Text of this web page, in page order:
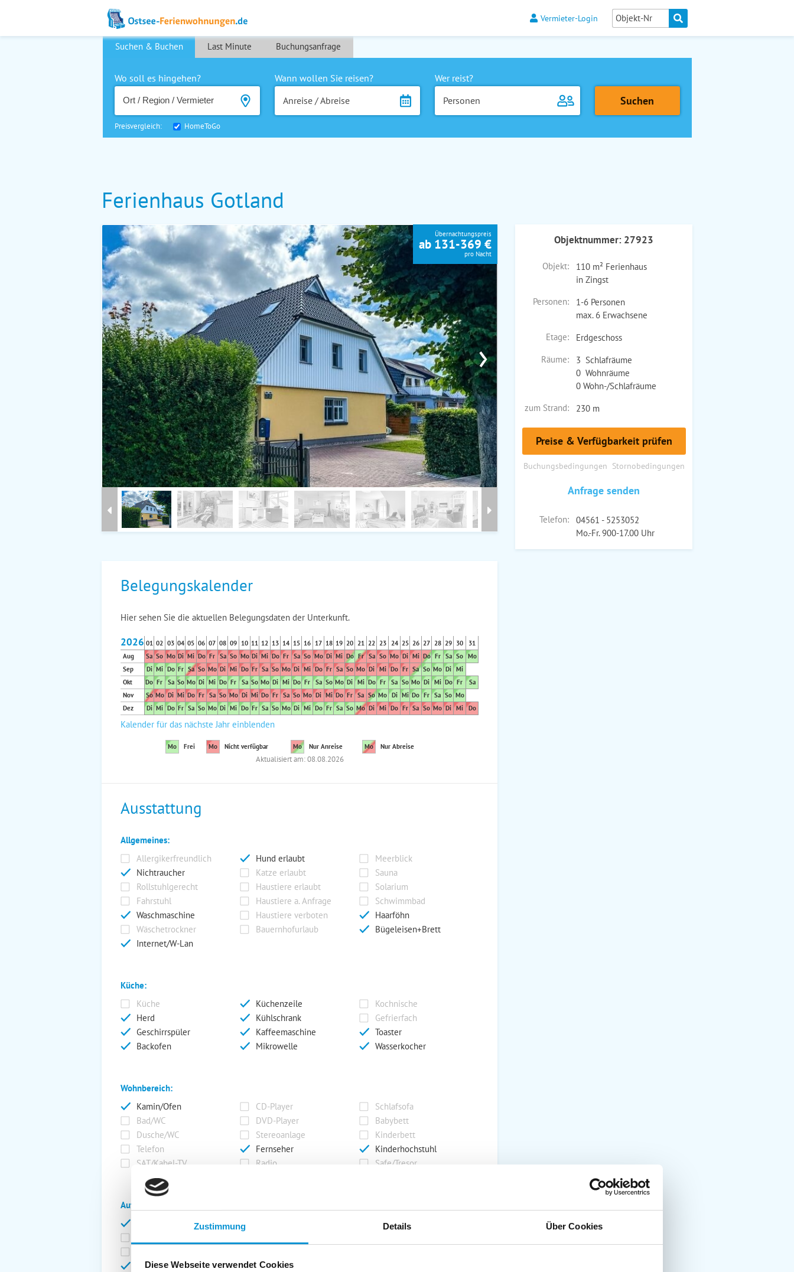
Zustimmung Details Über Cookies
Diese Webseite verwendet Cookies
Vermieter-Login
Suchen & Buchen Last Minute Buchungsanfrage
Wo soll es hingehen?
Wann wollen Sie reisen?
Anreise / Abreise
Wer reist?
Personen
Preisvergleich: HomeToGo
Ferienhaus Gotland
›
Übernachtungspreis
ab 131-369 €
pro Nacht
Objektnummer: 27923
Objekt:
110 m² Ferienhaus
in Zingst
Personen:
1-6 Personen
max. 6 Erwachsene
Etage:
Erdgeschoss
Räume:
3 Schlafräume
0 Wohnräume
0 Wohn-/Schlafräume
zum Strand:
230 m
Preise & Verfügbarkeit prüfen
Buchungsbedingungen Stornobedingungen
Anfrage senden
Telefon:
04561 - 5253052
Mo.-Fr. 900-17.00 Uhr
Belegungskalender
Hier sehen Sie die aktuellen Belegungsdaten der Unterkunft.
2026 01 02 03 04 05 06 07 08 09 10 11 12 13 14 15 16 17 18 19 20 21 22 23 24 25 26 27 28 29 30
31
Aug
Sa So Mo Di Mi Do Fr Sa So Mo Di Mi Do Fr Sa So Mo Di Mi Do Fr Sa So Mo Di Mi Do Fr Sa So Mo
Sep
Di Mi Do Fr Sa So Mo Di Mi Do Fr Sa So Mo Di Mi Do Fr Sa So Mo Di Mi Do Fr Sa So Mo Di Mi
Okt
Do Fr Sa So Mo Di Mi Do Fr Sa So Mo Di Mi Do Fr Sa So Mo Di Mi Do Fr Sa So Mo Di Mi Do Fr
Sa
Nov
So Mo Di Mi Do Fr Sa So Mo Di Mi Do Fr Sa So Mo Di Mi Do Fr Sa So Mo Di Mi Do Fr Sa So Mo
Dez
Di Mi Do Fr Sa So Mo Di Mi Do Fr Sa So Mo Di Mi Do Fr Sa So Mo Di Mi Do Fr Sa So Mo Di Mi Do
Kalender für das nächste Jahr einblenden
Mo Frei Mo Nicht verfügbar Mo Nur Anreise Mo Nur Abreise
Aktualisiert am: 08.08.2026
Ausstattung
Allgemeines:
Allergikerfreundlich
Hund erlaubt
Meerblick
Nichtraucher
Katze erlaubt
Sauna
Rollstuhlgerecht
Haustiere erlaubt
Solarium
Fahrstuhl
Haustiere a. Anfrage
Schwimmbad
Waschmaschine
Haustiere verboten
Haarföhn
Wäschetrockner
Bauernhofurlaub
Bügeleisen+Brett
Internet/W-Lan
Küche:
Küche
Küchenzeile
Kochnische
Herd
Kühlschrank
Gefrierfach
Geschirrspüler
Kaffeemaschine
Toaster
Backofen
Mikrowelle Wasserkocher
Wohnbereich:
Kamin/Ofen
CD-Player
Schlafsofa
Bad/WC
DVD-Player
Babybett
Dusche/WC
Stereoanlage
Kinderbett
Telefon
Fernseher
Kinderhochstuhl
SAT/Kabel-TV
Radio Safe/Tresor
Außenanlage:
Garten/Liegewiese
Grill
Terrasse
Kinderspielplatz